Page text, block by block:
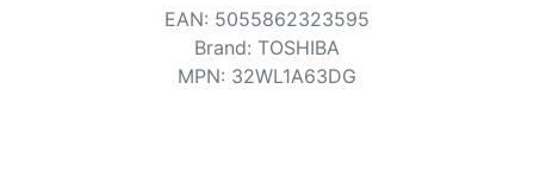
EAN: 5055862323595
Brand: TOSHIBA
MPN: 32WL1A63DG